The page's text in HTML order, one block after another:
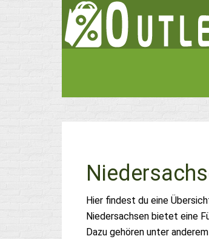
Hier findest du eine
Niedersachsen bietet eine
Dazu gehören unter